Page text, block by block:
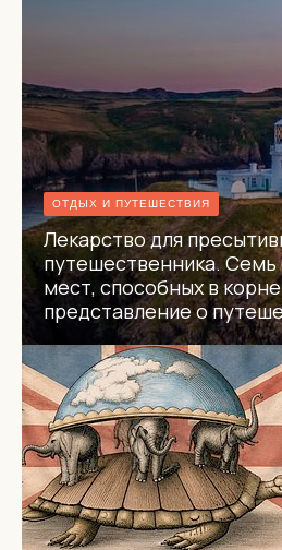
ОТДЫХ И ПУТЕШЕСТВИЯ
Лекарство для
путешественника. Семь
мест, способных в
представление о